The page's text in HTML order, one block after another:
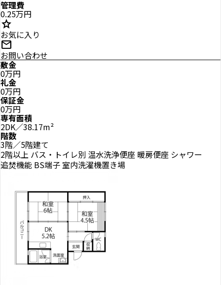
管理費
0.25万円
star
お気に入り
mail
お問い合わせ
敷金
0万円
礼金
0万円
保証金
0万円
専有面積
2DK／38.17m²
階数
3階／5階建て
2階以上 バス・トイレ別 温水洗浄便座 暖房便座 シャワー
追焚機能 BS端子室内洗濯機置き場